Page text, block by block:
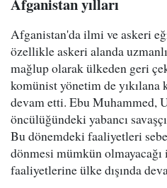
Afganistan'da ilmi ve askeri
özellikle askeri alanda
mağlup olarak ülkeden geri
komünist yönetim de yıkılana
devam etti. Ebu Muhammed,
öncülüğündeki yabancı
Bu dönemdeki faaliyetleri
dönmesi mümkün olmayacağı
faaliyetlerine ülke dışında